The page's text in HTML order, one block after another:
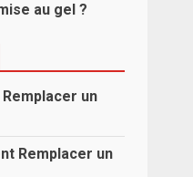
au gel ?
un
Remplacer un